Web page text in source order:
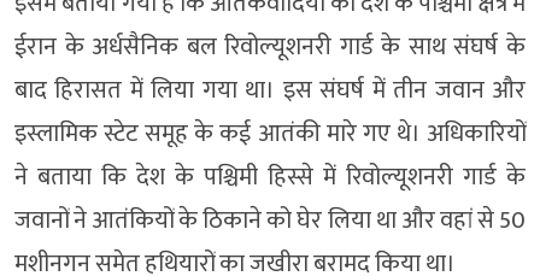
ईरान के अर्धसैनिक बल रिवोल्यूशनरी गार्ड के साथ संघर्ष के
बाद हिरासत में लिया गया था। इस संघर्ष में तीन जवान और
इस्लामिक स्टेट समूह के कई आतंकी मारे गए थे। अधिकारियों
ने बताया कि देश के पश्चिमी हिस्से में रिवोल्यूशनरी गार्ड के
जवानों ने आतंकियों के ठिकाने को घेर लिया था और वहां से 50
मशीनगन समेत हथियारों का जखीरा बरामद किया था।